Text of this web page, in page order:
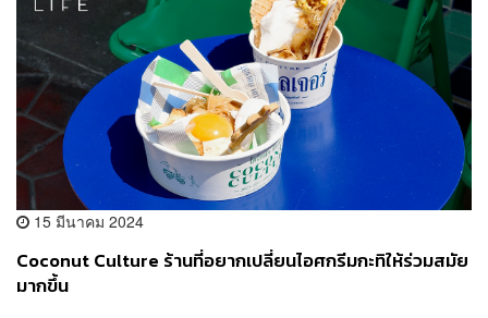
15 มีนาคม 2024
Coconut Culture ร้านที่อยากเปลี่ยนไอศกรีมกะทิให้ร่วมสมัย
มากขึ้น